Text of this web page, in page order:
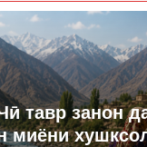
тавр занон
миёни